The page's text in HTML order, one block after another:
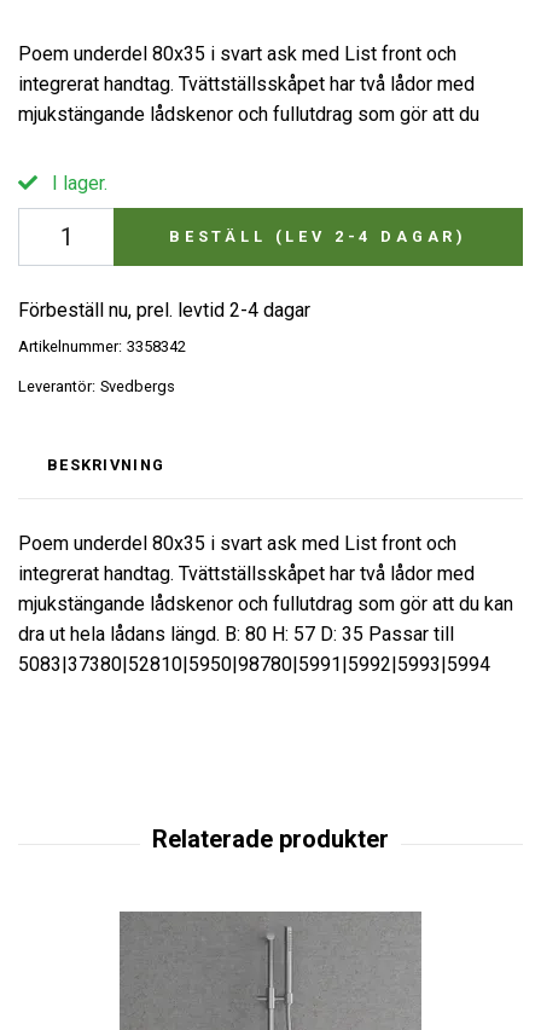
Poem underdel 80x35 i svart ask med List front och
integrerat handtag. Tvättställsskåpet har två lådor med
mjukstängande lådskenor och fullutdrag som gör att du
I lager.
BESTÄLL (LEV 2-4 DAGAR)
Förbeställ nu, prel. levtid 2-4 dagar
Artikelnummer: 3358342
Leverantör: Svedbergs
BESKRIVNING
Poem underdel 80x35 i svart ask med List front och
integrerat handtag. Tvättställsskåpet har två lådor med
mjukstängande lådskenor och fullutdrag som gör att du kan
dra ut hela lådans längd. B: 80 H: 57 D: 35 Passar till
5083|37380|52810|5950|98780|5991|5992|5993|5994